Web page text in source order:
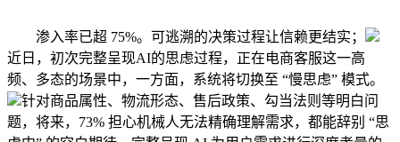
渗入率已超 75%。可逃溯的决策过程让信赖更结实；
近日，初次完整呈现AI的思虑过程，正在电商客服这一高
频、多态的场景中，一方面，系统将切换至 “慢思虑” 模式。
针对商品属性、物流形态、售后政策、勾当法则等明白问
题，将来，73% 担心机械人无法精确理解需求，都能辞别 “思